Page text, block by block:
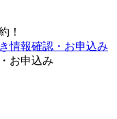
！
お申込み